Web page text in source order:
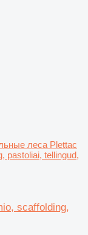
леса Plettac
pastoliai, tellingud,
scaffolding,